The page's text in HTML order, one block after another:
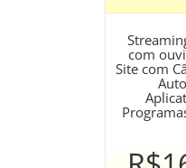
com
Site com